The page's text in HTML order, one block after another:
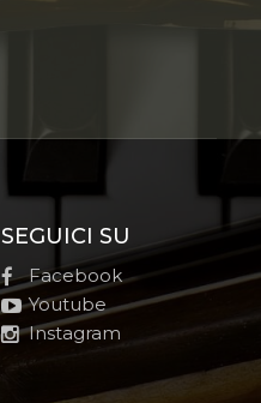
SEGUICI SU
Facebook
Youtube
Instagram